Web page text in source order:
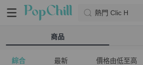
熱門 Clic H
商品
綜合 最新 價格由低至高